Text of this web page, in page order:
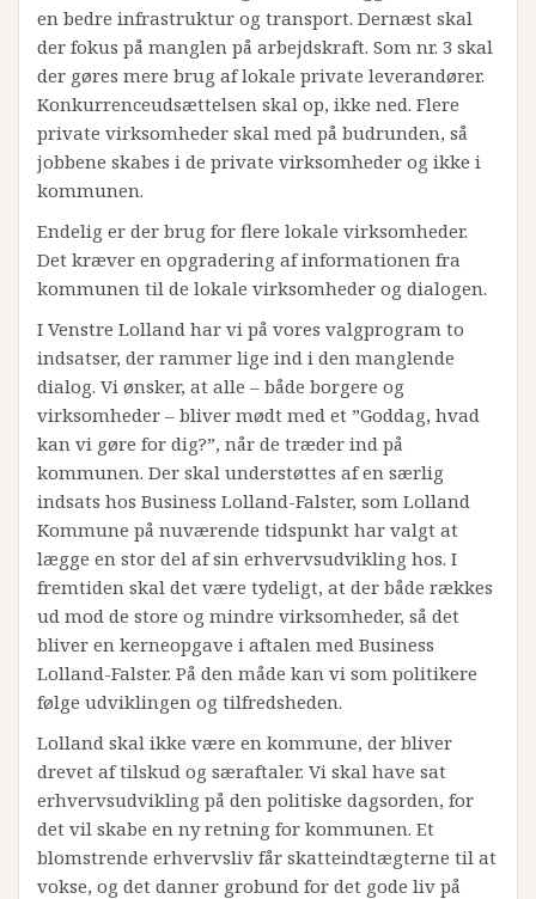
en bedre infrastruktur og transport. Dernæst skal
der fokus på manglen på arbejdskraft. Som nr. 3 skal
der gøres mere brug af lokale private leverandører.
Konkurrenceudsættelsen skal op, ikke ned. Flere
private virksomheder skal med på budrunden, så
jobbene skabes i de private virksomheder og ikke i
kommunen.
Endelig er der brug for flere lokale virksomheder.
Det kræver en opgradering af informationen fra
kommunen til de lokale virksomheder og dialogen.
I Venstre Lolland har vi på vores valgprogram to
indsatser, der rammer lige ind i den manglende
dialog. Vi ønsker, at alle – både borgere og
virksomheder – bliver mødt med et ”Goddag, hvad
kan vi gøre for dig?”, når de træder ind på
kommunen. Der skal understøttes af en særlig
indsats hos Business Lolland-Falster, som Lolland
Kommune på nuværende tidspunkt har valgt at
lægge en stor del af sin erhvervsudvikling hos. I
fremtiden skal det være tydeligt, at der både rækkes
ud mod de store og mindre virksomheder, så det
bliver en kerneopgave i aftalen med Business
Lolland-Falster. På den måde kan vi som politikere
følge udviklingen og tilfredsheden.
Lolland skal ikke være en kommune, der bliver
drevet af tilskud og særaftaler. Vi skal have sat
erhvervsudvikling på den politiske dagsorden, for
det vil skabe en ny retning for kommunen. Et
blomstrende erhvervsliv får skatteindtægterne til at
vokse, og det danner grobund for det gode liv på